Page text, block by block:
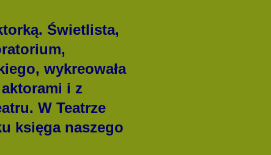
Świetlista,
wykreowała
i z
W Teatrze
księga naszego